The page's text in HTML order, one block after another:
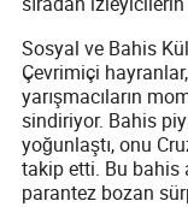
Sosyal ve Bahis
Çevrimiçi
yarışmacıların
sindiriyor. Bahis
yoğunlaştı, onu
takip etti. Bu bahis
parantez bozan